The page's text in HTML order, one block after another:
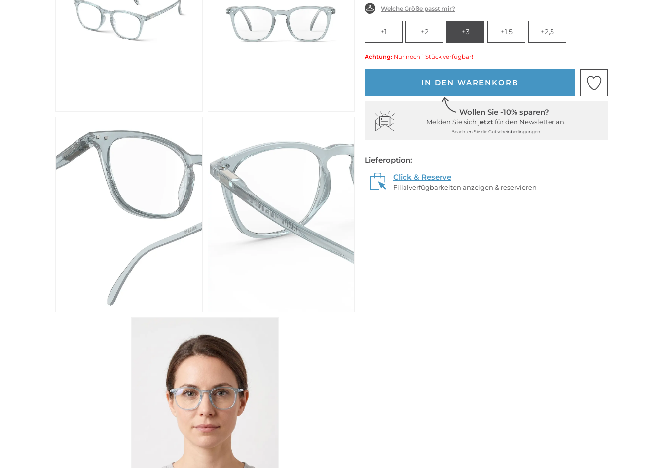
Welche Größe passt mir?
+1 +2 +3 +1,5 +2,5
Achtung: Nur noch 1 Stück verfügbar!
IN DEN WARENKORB
Wollen Sie -10% sparen?
Melden Sie sich jetzt für den Newsletter an.
Beachten Sie die Gutscheinbedingungen.
Lieferoption:
Click & Reserve
Filialverfügbarkeiten anzeigen & reservieren